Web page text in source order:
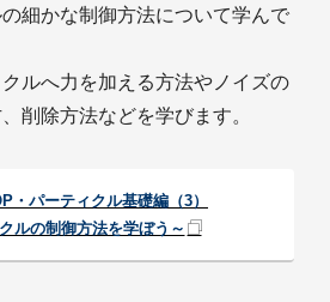
細かな制御方法について学んで
ルへ力を加える方法やノイズの
削除方法などを学びます。
・パーティクル基礎編（3）
ルの制御方法を学ぼう～